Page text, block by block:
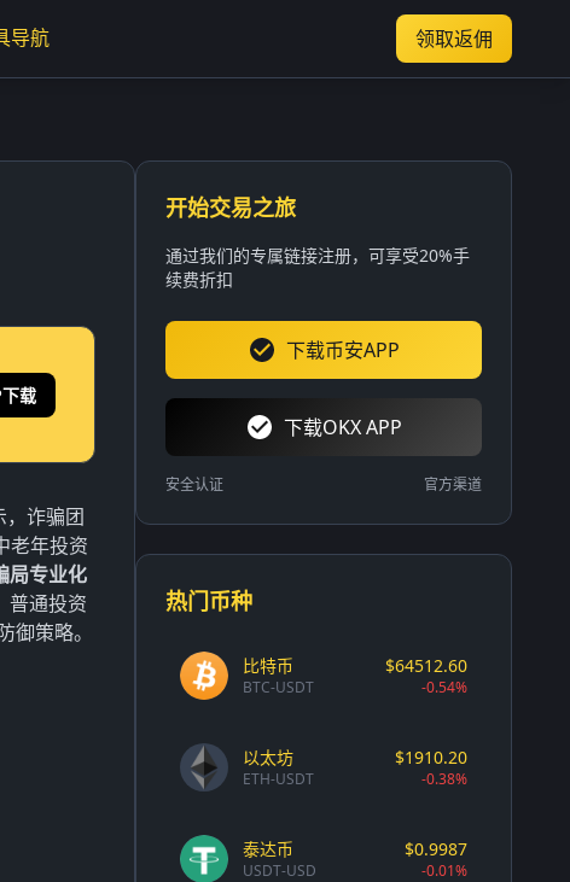
导航 领取返佣
载
，诈骗团
老年投资
局专业化
普通投资
策略。
开始交易之旅
通过我们的专属链接注册，可享受20%手
续费折扣
下载币安APP
下载OKX APP
安全认证 官方渠道
热门币种
比特币
BTC-USDT
$64512.60
-0.54%
以太坊
ETH-USDT
$1910.20
-0.38%
泰达币
USDT-USD
$0.9987
-0.01%